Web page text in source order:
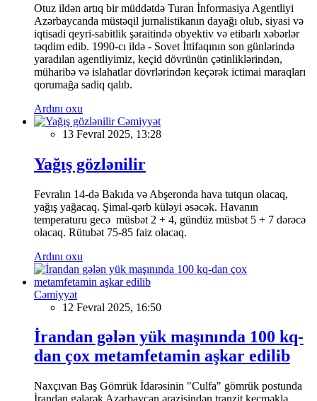
Otuz ildən artıq bir müddətdə Turan İnformasiya Agentliyi
Azərbaycanda müstəqil jurnalistikanın dayağı olub, siyasi və
iqtisadi qeyri-sabitlik şəraitində obyektiv və etibarlı xəbərlər
təqdim edib. 1990-cı ildə - Sovet İttifaqının son günlərində
yaradılan agentliyimiz, keçid dövrünün çətinliklərindən,
müharibə və islahatlar dövrlərindən keçərək ictimai maraqları
qorumağa sadiq qalıb.
Ardını oxu
Cəmiyyət
13 Fevral 2025, 13:28
Yağış gözlənilir
Fevralın 14-də Bakıda və Abşeronda hava tutqun olacaq,
yağış yağacaq. Şimal-qərb küləyi əsəcək. Havanın
temperaturu gecə müsbət 2 + 4, gündüz müsbət 5 + 7 dərəcə
olacaq. Rütubət 75-85 faiz olacaq.
Ardını oxu
Cəmiyyət
12 Fevral 2025, 16:50
İrandan gələn yük maşınında 100 kq-
dan çox metamfetamin aşkar edilib
Naxçıvan Baş Gömrük İdarəsinin "Culfa" gömrük postunda